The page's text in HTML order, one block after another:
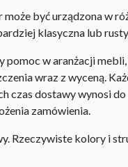
być urządzona w
klasyczna lub
w aranżacji
wraz z wyceną.
dostawy wynosi
zamówienia.
Rzeczywiste kolory i